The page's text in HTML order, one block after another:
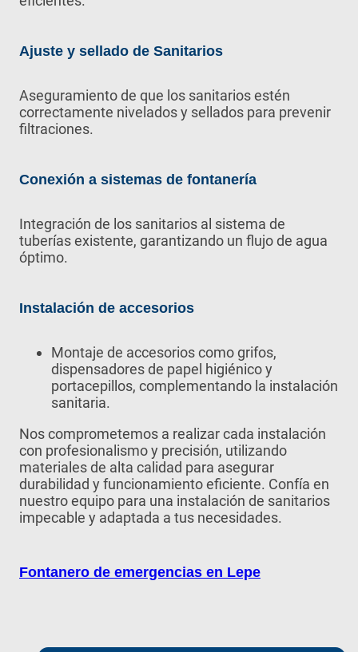
Ajuste y sellado de Sanitarios
Aseguramiento de que los sanitarios estén
correctamente nivelados y sellados para prevenir
filtraciones.
Conexión a sistemas de fontanería
Integración de los sanitarios al sistema de
tuberías existente, garantizando un flujo de agua
óptimo.
Instalación de accesorios
Montaje de accesorios como grifos,
dispensadores de papel higiénico y
portacepillos, complementando la instalación
sanitaria.
Nos comprometemos a realizar cada instalación
con profesionalismo y precisión, utilizando
materiales de alta calidad para asegurar
durabilidad y funcionamiento eficiente. Confía en
nuestro equipo para una instalación de sanitarios
impecable y adaptada a tus necesidades.
Fontanero de emergencias en Lepe